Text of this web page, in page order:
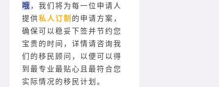
哦 ，我们将为每一位申请人
提供私人订制 的申请方案，
确保可以稳妥下签并节约您
宝贵的时间，详情请咨询我
们的移民顾问，以便可以得
到最专业最贴心且最符合您
实际情况的移民计划。